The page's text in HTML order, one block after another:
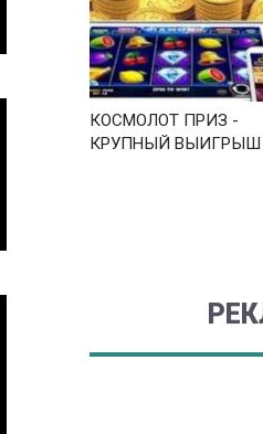
КОСМОЛОТ ПРИЗ -
КРУПНЫЙ ВЫИГРЫШ